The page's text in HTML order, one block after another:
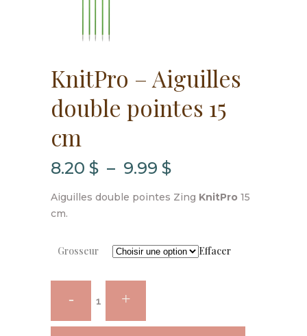
KnitPro – Aiguilles
double pointes 15
cm
8.20 $ – 9.99 $Plage
de
à
Aiguilles double pointes Zing KnitPro 15
cm.
Grosseur Effacer
-